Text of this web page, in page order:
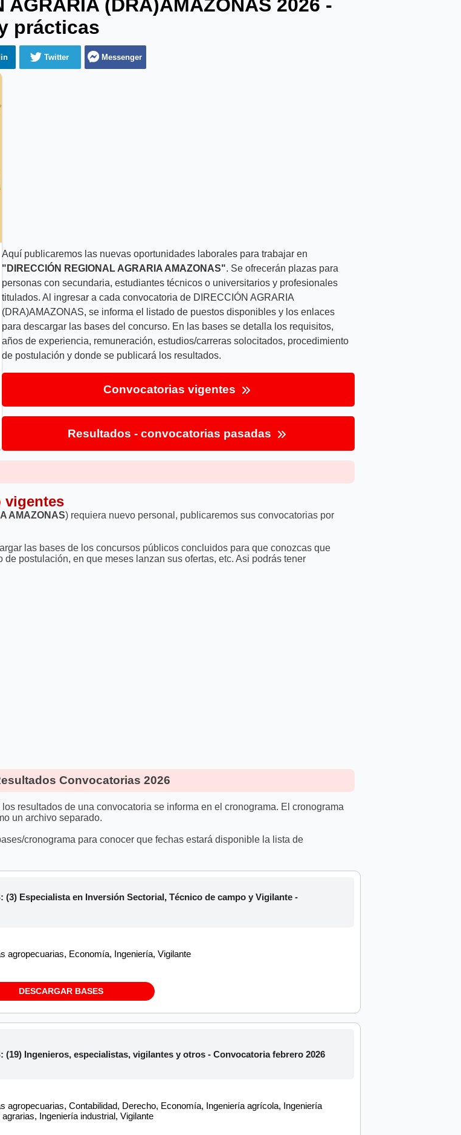
(DRA)AMAZONAS 2026 -
prácticas
Twitter Messenger
Aquí publicaremos las nuevas oportunidades laborales para trabajar en
"DIRECCIÓN REGIONAL AGRARIA AMAZONAS". Se ofrecerán plazas para
personas con secundaria, estudiantes técnicos o universitarios y profesionales
titulados. Al ingresar a cada convocatoria de DIRECCIÓN AGRARIA
(DRA)AMAZONAS, se informa el listado de puestos disponibles y los enlaces
para descargar las bases del concurso. En las bases se detalla los requisitos,
años de experiencia, remuneración, estudios/carreras solocitados, procedimiento
de postulación y donde se publicará los resultados.
Convocatorias vigentes
Resultados - convocatorias pasadas
vigentes
AMAZONAS) requiera nuevo personal, publicaremos sus convocatorias por
las bases de los concursos públicos concluidos para que conozcas que
postulación, en que meses lanzan sus ofertas, etc. Asi podrás tener
Convocatorias 2026
resultados de una convocatoria se informa en el cronograma. El cronograma
un archivo separado.
cronograma para conocer que fechas estará disponible la lista de
(3) Especialista en Inversión Sectorial, Técnico de campo y Vigilante -
agropecuarias, Economía, Ingeniería, Vigilante
DESCARGAR BASES
(19) Ingenieros, especialistas, vigilantes y otros - Convocatoria febrero 2026
agropecuarias, Contabilidad, Derecho, Economía, Ingeniería agrícola, Ingeniería
Ingeniería industrial, Vigilante